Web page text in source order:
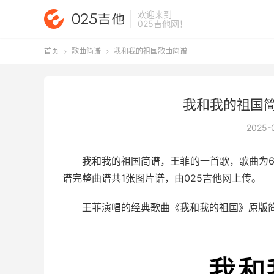
欢迎来到
025吉他网 ！
首页  歌曲简谱  我和我的祖国歌曲简谱
我和我的祖国
2025-
我和我的祖国简谱，王菲的一首歌，歌曲
谱完整曲谱共1张图片谱，由025吉他网上传。
王菲演唱的经典歌曲《我和我的祖国》原版